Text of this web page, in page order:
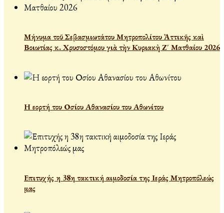
Μήνυμα τοῦ Σεβασμιωτάτου Μητροπολίτου Ἀττικῆς καὶ
Βοιωτίας κ. Χρυσοστόμου γιὰ τὴν Κυριακὴ Ζ΄ Ματθαίου 2026
Η εορτή του Οσίου Αθανασίου του Αθωνίτου
Επιτυχής η 38η τακτική αιμοδοσία της Ιεράς Μητροπόλεώς
μας